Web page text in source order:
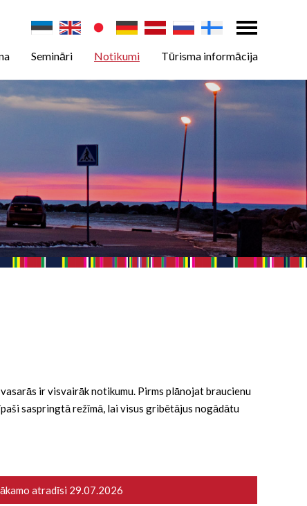
Semināri Notikumi Tūrisma informācija
ir visvairāk notikumu. Pirms plānojat braucienu
saspringtā režīmā, lai visus gribētājus nogādātu
atradīsi 29.07.2026